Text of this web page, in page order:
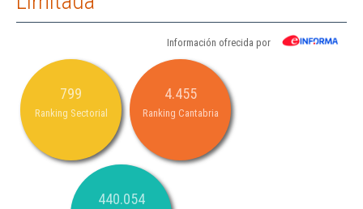
Información ofrecida por
799
Ranking Sectorial
4.455
Ranking Cantabria
440.054